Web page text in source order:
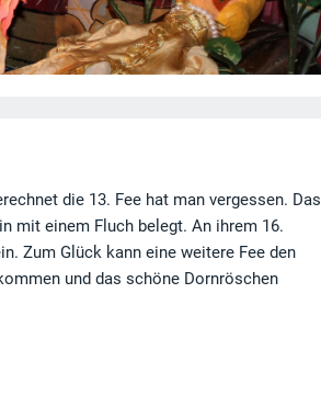
die 13. Fee hat man vergessen. Das
mit einem Fluch belegt. An ihrem 16.
Zum Glück kann eine weitere Fee den
und das schöne Dornröschen